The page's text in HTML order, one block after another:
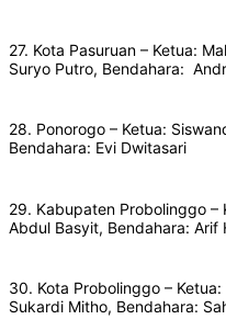
27. Kota Pasuruan – Ketua:
Suryo Putro, Bendahara:
28. Ponorogo – Ketua:
Bendahara: Evi Dwitasari
29. Kabupaten Probolinggo –
Abdul Basyit, Bendahara: Arif
30. Kota Probolinggo –
Sukardi Mitho, Bendahara: